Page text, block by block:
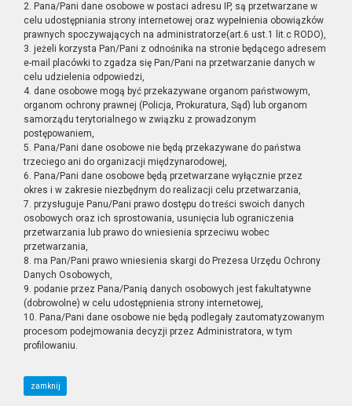
2. Pana/Pani dane osobowe w postaci adresu IP, są przetwarzane w
celu udostępniania strony internetowej oraz wypełnienia obowiązków
prawnych spoczywających na administratorze(art.6 ust.1 lit.c RODO),
3. jeżeli korzysta Pan/Pani z odnośnika na stronie będącego adresem
e-mail placówki to zgadza się Pan/Pani na przetwarzanie danych w
celu udzielenia odpowiedzi,
4. dane osobowe mogą być przekazywane organom państwowym,
organom ochrony prawnej (Policja, Prokuratura, Sąd) lub organom
samorządu terytorialnego w związku z prowadzonym
postępowaniem,
5. Pana/Pani dane osobowe nie będą przekazywane do państwa
trzeciego ani do organizacji międzynarodowej,
6. Pana/Pani dane osobowe będą przetwarzane wyłącznie przez
okres i w zakresie niezbędnym do realizacji celu przetwarzania,
7. przysługuje Panu/Pani prawo dostępu do treści swoich danych
osobowych oraz ich sprostowania, usunięcia lub ograniczenia
przetwarzania lub prawo do wniesienia sprzeciwu wobec
przetwarzania,
8. ma Pan/Pani prawo wniesienia skargi do Prezesa Urzędu Ochrony
Danych Osobowych,
9. podanie przez Pana/Panią danych osobowych jest fakultatywne
(dobrowolne) w celu udostępnienia strony internetowej,
10. Pana/Pani dane osobowe nie będą podlegały zautomatyzowanym
procesom podejmowania decyzji przez Administratora, w tym
profilowaniu.
zamknij